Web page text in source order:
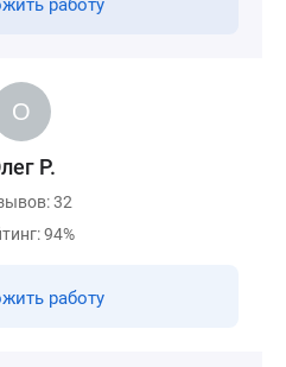
работу
Р.
32
94%
работу